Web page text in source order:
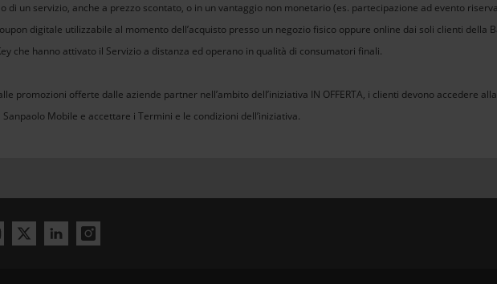
di un servizio, anche a prezzo scontato, o in un vantaggio non monetario (es. partecipazione ad evento
digitale utilizzabile al momento dell’acquisto presso un negozio fisico oppure online dai soli clienti della
che hanno attivato il Servizio a distanza ed operano in qualità di consumatori finali.
promozioni offerte dalle aziende partner nell’ambito dell’iniziativa IN OFFERTA, i clienti devono accedere
Mobile e accettare i Termini e le condizioni dell’iniziativa.